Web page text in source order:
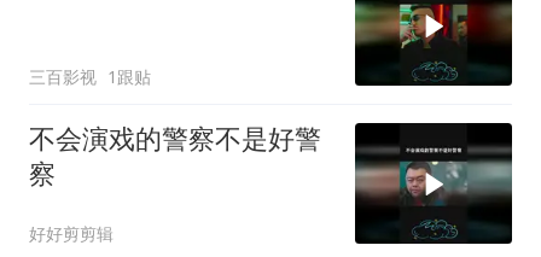
三百影视 1跟贴
不会演戏的警察不是好警
察
好好剪剪辑